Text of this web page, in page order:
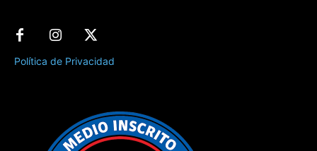
Política de Privacidad